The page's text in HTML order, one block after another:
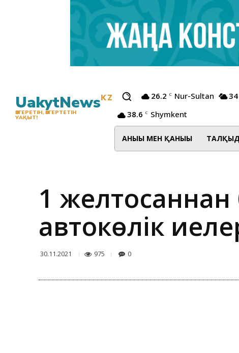
UakytNewsKZ
ӨЗГЕРЕТІН, ӨЗГЕРТЕТІН
УАҚЫТ!
26.2 C Nur-Sultan 34
38.6 C Shymkent
АНЫҒЫ МЕН ҚАНЫҒЫ
1
автокөлік
30.11.2021 975 0